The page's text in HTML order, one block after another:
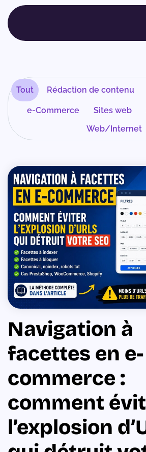
Tout Rédaction de contenu
e-Commerce Sites web
Web/Internet
Navigation à
facettes en e-
commerce :
comment
l’explosion